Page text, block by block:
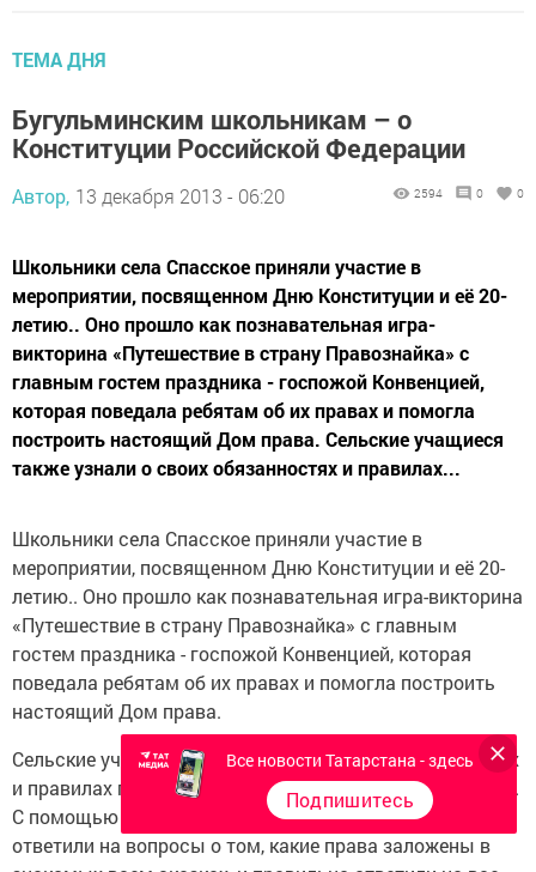
ТЕМА ДНЯ
Бугульминским школьникам – о
Конституции Российской Федерации
Автор, 13 декабря 2013 - 06:20 2594 0 0
Школьники села Спасское приняли участие в
мероприятии, посвященном Дню Конституции и её 20-
летию.. Оно прошло как познавательная игра-
викторина «Путешествие в страну Правознайка» с
главным гостем праздника - госпожой Конвенцией,
которая поведала ребятам об их правах и помогла
построить настоящий Дом права. Сельские учащиеся
также узнали о своих обязанностях и правилах...
Школьники села Спасское приняли участие в
мероприятии, посвященном Дню Конституции и её 20-
летию.. Оно прошло как познавательная игра-викторина
«Путешествие в страну Правознайка» с главным
гостем праздника - госпожой Конвенцией, которая
поведала ребятам об их правах и помогла построить
настоящий Дом права.
Сельские учащиеся также узнали о своих обязанностях
и правилах поведения в общественных местах и школе.
С помощью мультимедийной викторины ребята
ответили на вопросы о том, какие права заложены в
Все новости Татарстана - здесь
Подпишитесь